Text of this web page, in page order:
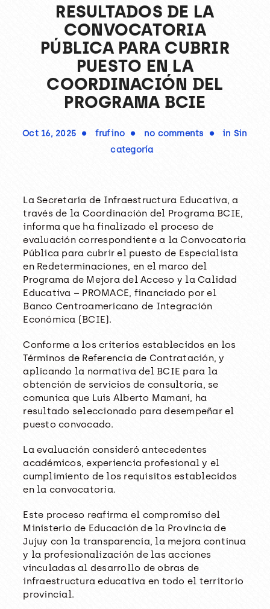
RESULTADOS DE LA
CONVOCATORIA
PÚBLICA PARA CUBRIR
PUESTO EN LA
COORDINACIÓN DEL
PROGRAMA BCIE
Oct 16, 2025 frufino no comments in Sin
categoría
La Secretaría de Infraestructura Educativa, a
través de la Coordinación del Programa BCIE,
informa que ha finalizado el proceso de
evaluación correspondiente a la Convocatoria
Pública para cubrir el puesto de Especialista
en Redeterminaciones, en el marco del
Programa de Mejora del Acceso y la Calidad
Educativa – PROMACE, financiado por el
Banco Centroamericano de Integración
Económica (BCIE).
Conforme a los criterios establecidos en los
Términos de Referencia de Contratación, y
aplicando la normativa del BCIE para la
obtención de servicios de consultoría, se
comunica que Luis Alberto Mamaní, ha
resultado seleccionado para desempeñar el
puesto convocado.
La evaluación consideró antecedentes
académicos, experiencia profesional y el
cumplimiento de los requisitos establecidos
en la convocatoria.
Este proceso reafirma el compromiso del
Ministerio de Educación de la Provincia de
Jujuy con la transparencia, la mejora continua
y la profesionalización de las acciones
vinculadas al desarrollo de obras de
infraestructura educativa en todo el territorio
provincial.